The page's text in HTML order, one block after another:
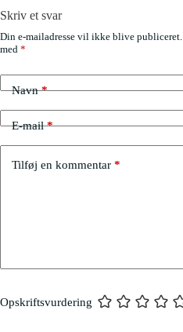
Skriv et svar
Din e-mailadresse vil ikke blive publiceret.
med *
Navn*
E-mail*
Tilføj en kommentar *
Opskriftsvurdering